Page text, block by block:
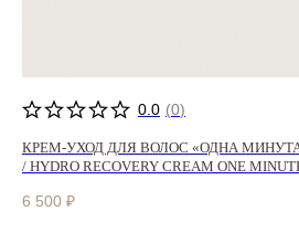
0.0 (0)
КРЕМ-УХОД ДЛЯ ВОЛОС «ОДНА
/ HYDRO RECOVERY CREAM ONE
6 500 ₽